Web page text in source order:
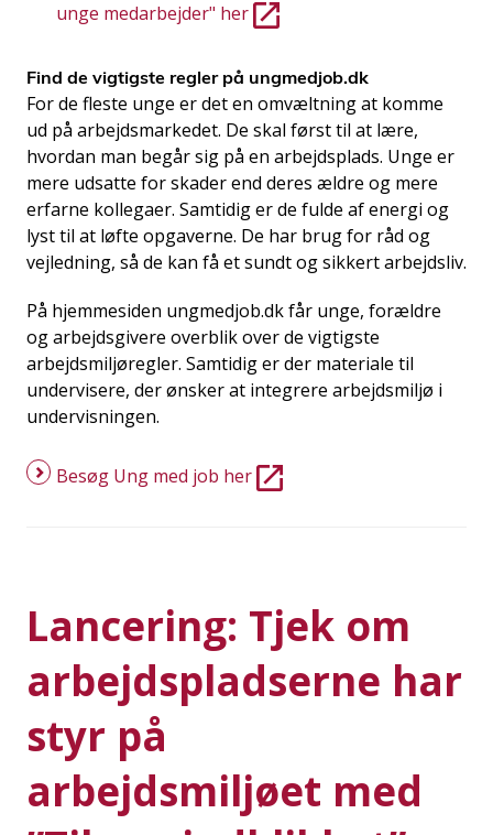
unge medarbejder" her
Find de vigtigste regler på ungmedjob.dk
For de fleste unge er det en omvæltning at komme
ud på arbejdsmarkedet. De skal først til at lære,
hvordan man begår sig på en arbejdsplads. Unge er
mere udsatte for skader end deres ældre og mere
erfarne kollegaer. Samtidig er de fulde af energi og
lyst til at løfte opgaverne. De har brug for råd og
vejledning, så de kan få et sundt og sikkert arbejdsliv.
På hjemmesiden ungmedjob.dk får unge, forældre
og arbejdsgivere overblik over de vigtigste
arbejdsmiljøregler. Samtidig er der materiale til
undervisere, der ønsker at integrere arbejdsmiljø i
undervisningen.
Besøg Ung med job her
Lancering: Tjek om
arbejdspladserne har
styr på
arbejdsmiljøet med